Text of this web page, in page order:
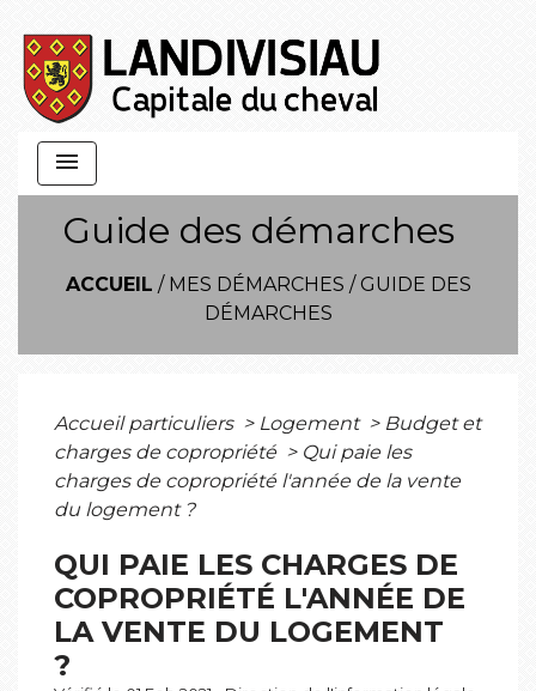
menu
Guide des démarches
ACCUEIL / MES DÉMARCHES / GUIDE DES
DÉMARCHES
Accueil particuliers > Logement > Budget et
charges de copropriété > Qui paie les
charges de copropriété l'année de la vente
du logement ?
QUI PAIE LES CHARGES DE
COPROPRIÉTÉ L'ANNÉE DE
LA VENTE DU LOGEMENT
?